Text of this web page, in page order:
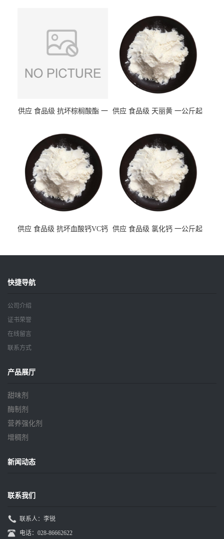
供应 食品级 抗坏棕榈酸酯 一
供应 食品级 天丽黄 一公斤起
供应 食品级 抗坏血酸钙VC钙 供应 食品级 氯化钙 一公斤起
快捷导航
公司介绍
证书荣誉
在线留言
联系方式
产品展厅
甜味剂
酶制剂
营养强化剂
增稠剂
新闻动态
联系我们
联系人：李锐
电话：028-86662622